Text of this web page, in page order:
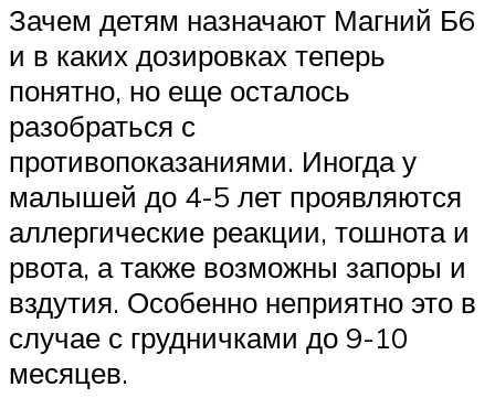
Зачем детям назначают Магний Б6
и в каких дозировках теперь
понятно, но еще осталось
разобраться с
противопоказаниями. Иногда у
малышей до 4-5 лет проявляются
аллергические реакции, тошнота и
рвота, а также возможны запоры и
вздутия. Особенно неприятно это в
случае с грудничками до 9-10
месяцев.